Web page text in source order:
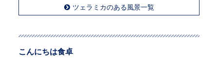
ツェラミカのある風景一覧
こんにちは食卓